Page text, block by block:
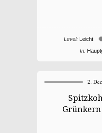
Level: Leicht
In:
2.